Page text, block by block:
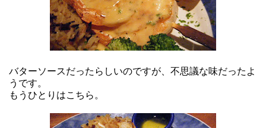
バターソースだったらしいのですが、不思議な味だったよ
うです。
もうひとりはこちら。